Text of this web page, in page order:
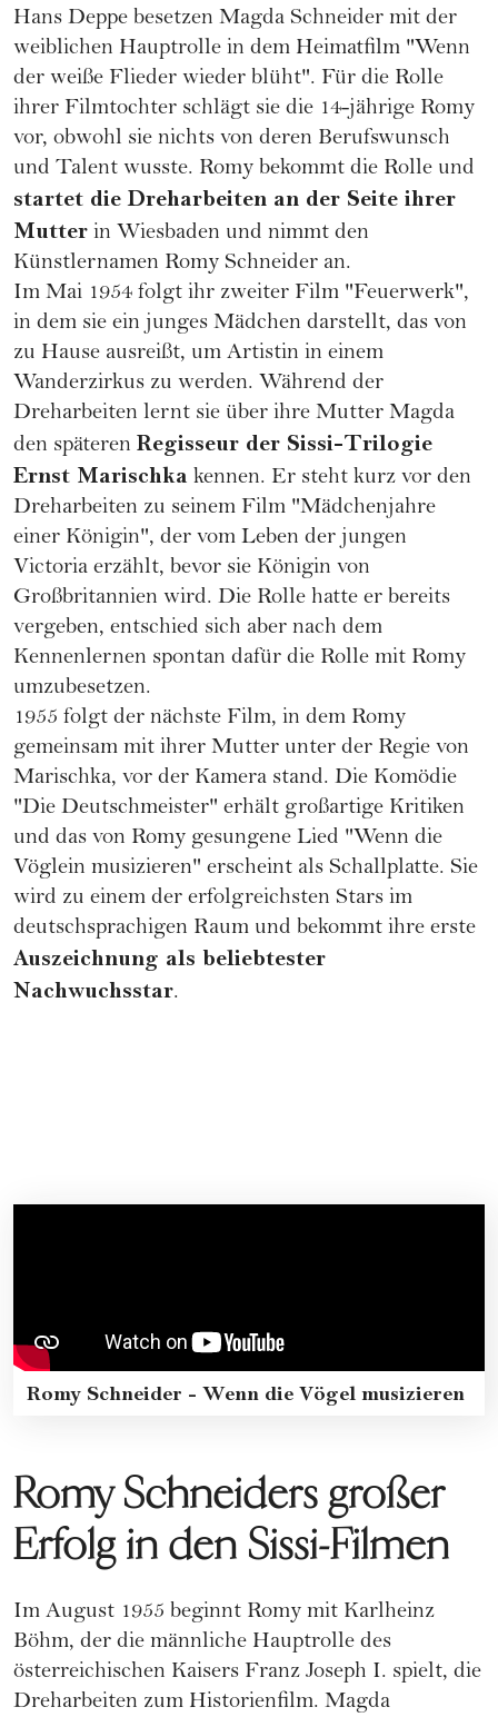
Hans Deppe besetzen Magda Schneider mit der
weiblichen Hauptrolle in dem Heimatfilm "Wenn
der weiße Flieder wieder blüht". Für die Rolle
ihrer Filmtochter schlägt sie die 14-jährige Romy
vor, obwohl sie nichts von deren Berufswunsch
und Talent wusste. Romy bekommt die Rolle und
startet die Dreharbeiten an der Seite ihrer
Mutter in Wiesbaden und nimmt den
Künstlernamen Romy Schneider an.
Im Mai 1954 folgt ihr zweiter Film "Feuerwerk",
in dem sie ein junges Mädchen darstellt, das von
zu Hause ausreißt, um Artistin in einem
Wanderzirkus zu werden. Während der
Dreharbeiten lernt sie über ihre Mutter Magda
den späteren Regisseur der Sissi-Trilogie
Ernst Marischka kennen. Er steht kurz vor den
Dreharbeiten zu seinem Film "Mädchenjahre
einer Königin", der vom Leben der jungen
Victoria erzählt, bevor sie Königin von
Großbritannien wird. Die Rolle hatte er bereits
vergeben, entschied sich aber nach dem
Kennenlernen spontan dafür die Rolle mit Romy
umzubesetzen.
1955 folgt der nächste Film, in dem Romy
gemeinsam mit ihrer Mutter unter der Regie von
Marischka, vor der Kamera stand. Die Komödie
"Die Deutschmeister" erhält großartige Kritiken
und das von Romy gesungene Lied "Wenn die
Vöglein musizieren" erscheint als Schallplatte. Sie
wird zu einem der erfolgreichsten Stars im
deutschsprachigen Raum und bekommt ihre erste
Auszeichnung als beliebtester
Nachwuchsstar.
Romy Schneider - Wenn die Vögel musizieren
Romy Schneiders großer
Erfolg in den Sissi-Filmen
Im August 1955 beginnt Romy mit Karlheinz
Böhm, der die männliche Hauptrolle des
österreichischen Kaisers Franz Joseph I. spielt, die
Dreharbeiten zum Historienfilm. Magda